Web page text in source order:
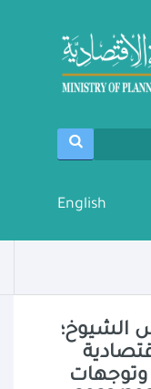
English
الشيوخ؛